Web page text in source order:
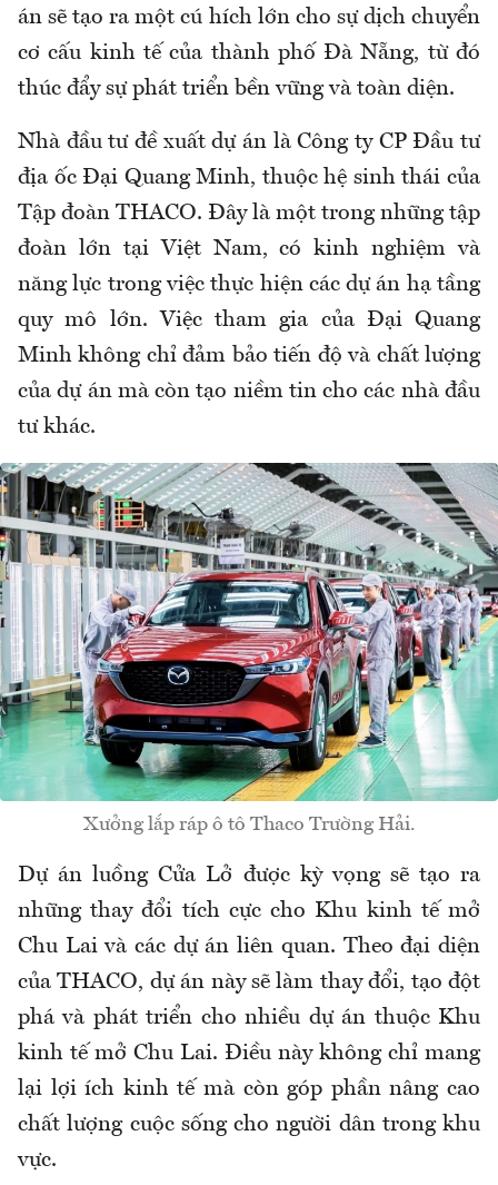
án sẽ tạo ra một cú hích lớn cho sự dịch chuyển
cơ cấu kinh tế của thành phố Đà Nẵng, từ đó
thúc đẩy sự phát triển bền vững và toàn diện.
Nhà đầu tư đề xuất dự án là Công ty CP Đầu tư
địa ốc Đại Quang Minh, thuộc hệ sinh thái của
Tập đoàn THACO. Đây là một trong những tập
đoàn lớn tại Việt Nam, có kinh nghiệm và
năng lực trong việc thực hiện các dự án hạ tầng
quy mô lớn. Việc tham gia của Đại Quang
Minh không chỉ đảm bảo tiến độ và chất lượng
của dự án mà còn tạo niềm tin cho các nhà đầu
tư khác.
Xưởng lắp ráp ô tô Thaco Trường Hải.
Dự án luồng Cửa Lở được kỳ vọng sẽ tạo ra
những thay đổi tích cực cho Khu kinh tế mở
Chu Lai và các dự án liên quan. Theo đại diện
của THACO, dự án này sẽ làm thay đổi, tạo đột
phá và phát triển cho nhiều dự án thuộc Khu
kinh tế mở Chu Lai. Điều này không chỉ mang
lại lợi ích kinh tế mà còn góp phần nâng cao
chất lượng cuộc sống cho người dân trong khu
vực.